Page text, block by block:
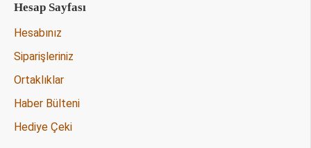
Hesap Sayfası
Hesabınız
Siparişleriniz
Ortaklıklar
Haber Bülteni
Hediye Çeki